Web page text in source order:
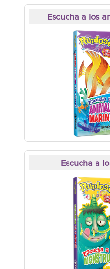
Escucha a los
Escucha a